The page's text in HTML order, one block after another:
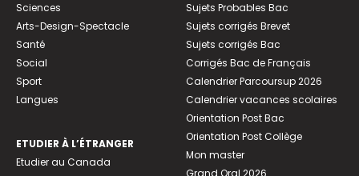
Sciences
Arts-Design-Spectacle
Santé
Social
Sport
Langues
ETUDIER À L’ÉTRANGER
Etudier au Canada
Sujets Probables Bac
Sujets corrigés Brevet
Sujets corrigés Bac
Corrigés Bac de Français
Calendrier Parcoursup 2026
Calendrier vacances scolaires
Orientation Post Bac
Orientation Post Collège
Mon master